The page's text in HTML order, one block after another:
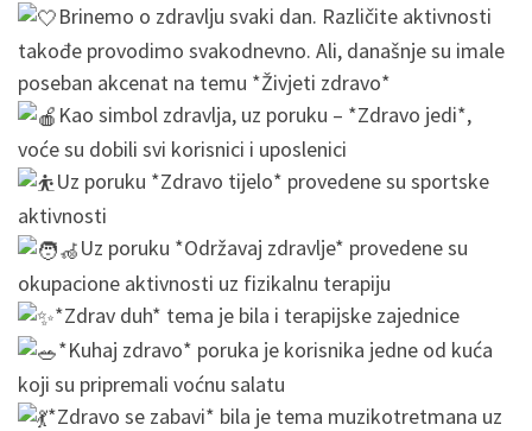
Brinemo o zdravlju svaki dan. Različite aktivnosti
takođe provodimo svakodnevno. Ali, današnje su imale
poseban akcenat na temu *Živjeti zdravo*
Kao simbol zdravlja, uz poruku – *Zdravo jedi*,
voće su dobili svi korisnici i uposlenici
Uz poruku *Zdravo tijelo* provedene su sportske
aktivnosti
Uz poruku *Održavaj zdravlje* provedene su
okupacione aktivnosti uz fizikalnu terapiju
*Zdrav duh* tema je bila i terapijske zajednice
*Kuhaj zdravo* poruka je korisnika jedne od kuća
koji su pripremali voćnu salatu
*Zdravo se zabavi* bila je tema muzikotretmana uz